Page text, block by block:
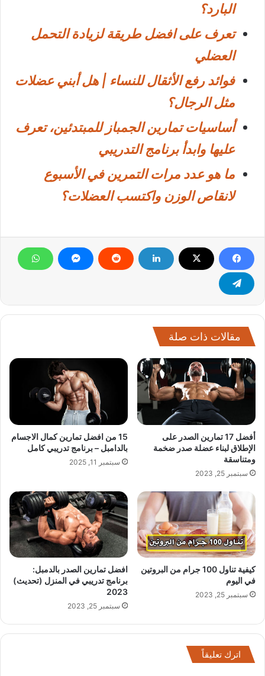
البارد؟
تعرف على افضل طريقة لزيادة التحمل
العضلي
فوائد رفع الأثقال للنساء | هل أبني عضلات
مثل الرجال؟
أساسيات تمارين الجمباز للمبتدئين، تعرف
عليها وابدأ برنامج التدريبي
ما هو عدد مرات التمرين في الأسبوع
لانقاص الوزن واكتسب العضلات؟
مقالات ذات صلة
أفضل 17 تمارين الصدر على
الإطلاق لبناء عضلة صدر ضخمة
ومتناسقة
سبتمبر 25, 2023
15 من افضل تمارين كمال الاجسام
بالدامبل – برنامج تدريبي كامل
سبتمبر 11, 2025
كيفية تناول 100 جرام من البروتين
في اليوم
سبتمبر 25, 2023
افضل تمارين الصدر بالدمبل:
برنامج تدريبي في المنزل (تحديث)
2023
سبتمبر 25, 2023
اترك تعليقاً